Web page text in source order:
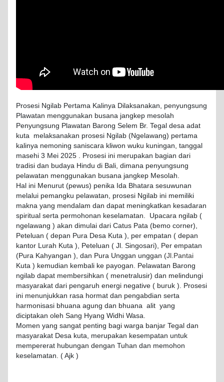
Prosesi Ngilab Pertama Kalinya Dilaksanakan, penyungsung
Plawatan menggunakan busana jangkep mesolah
Penyungsung Plawatan Barong Selem Br. Tegal desa adat
kuta melaksanakan prosesi Ngilab (Ngelawang) pertama
kalinya nemoning saniscara kliwon wuku kuningan, tanggal
masehi 3 Mei 2025 . Prosesi ini merupakan bagian dari
tradisi dan budaya Hindu di Bali, dimana penyungsung
pelawatan menggunakan busana jangkep Mesolah.
Hal ini Menurut (pewus) penika Ida Bhatara sesuwunan
melalui pemangku pelawatan, prosesi Ngilab ini memiliki
makna yang mendalam dan dapat meningkatkan kesadaran
spiritual serta permohonan keselamatan. Upacara ngilab (
ngelawang ) akan dimulai dari Catus Pata (bemo corner),
Peteluan ( depan Pura Desa Kuta ), per empatan ( depan
kantor Lurah Kuta ), Peteluan ( Jl. Singosari), Per empatan
(Pura Kahyangan ), dan Pura Unggan unggan (Jl.Pantai
Kuta ) kemudian kembali ke payogan. Pelawatan Barong
ngilab dapat membersihkan ( menetralusir) dan melindungi
masyarakat dari pengaruh energi negative ( buruk ). Prosesi
ini menunjukkan rasa hormat dan pengabdian serta
harmonisasi bhuana agung dan bhuana alit yang
diciptakan oleh Sang Hyang Widhi Wasa.
Momen yang sangat penting bagi warga banjar Tegal dan
masyarakat Desa kuta, merupakan kesempatan untuk
mempererat hubungan dengan Tuhan dan memohon
keselamatan. ( Ajk )